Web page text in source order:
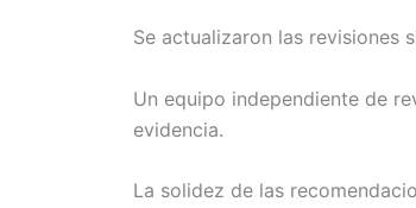
Se actualizaron las revisiones
Un equipo independiente de
evidencia.
La solidez de las